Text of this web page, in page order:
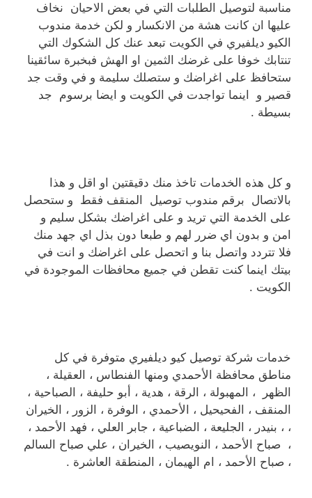
مناسبة لتوصيل الطلبات التي في بعض الاحيان نخاف
عليها ان كانت هشة من الانكسار و لكن خدمة مندوب
الكيو ديلفيري في الكويت تبعد عنك كل الشكوك التي
تنتابك خوفا على غرضك الثمين او الهش فبخبرة سائقينا
ستحافظ على اغراضك و ستصلك سليمة و في وقت جد
قصير و اينما تواجدت في الكويت و ايضا برسوم جد
بسيطة .
و كل هذه الخدمات تاخذ منك دقيقتين او اقل و هذا
بالاتصال برقم مندوب توصيل المنقف فقط و ستحصل
على الخدمة التي تريد و على اغراضك بشكل سليم و
امن و بدون اي ضرر لهم و طبعا دون بذل اي جهد منك
فلا تتردد واتصل بنا و اتحصل على اغراضك و انت في
بيتك اينما كنت تقطن في جميع محافظات الموجودة في
الكويت .
خدمات شركة توصيل كيو ديلفيري متوفرة في كل
مناطق محافظة الأحمدي ومنها الفنطاس ، العقيلة ،
الظهر ، المهبولة ، الرقة ، هدية ، أبو حليفة ، الصباحية ،
المنقف ، الفحيحيل ، الأحمدي ، الوفرة ، الزور ، الخيران
، ، بنيدر ، الجليعة ، الضباعية ، جابر العلي ، فهد الأحمد ،
، صباح الأحمد ، النويصيب ، الخيران ، علي صباح السالم
، صباح الأحمد ، ام الهيمان ، المنطقة العاشرة .